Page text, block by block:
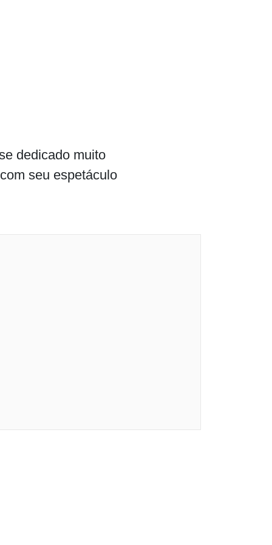
dedicado muito
seu espetáculo